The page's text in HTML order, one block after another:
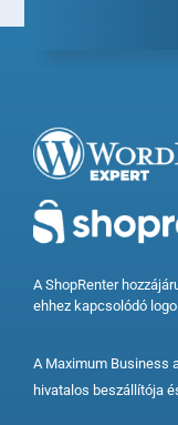
A ShopRenter
ehhez kapcsolódó
A Maximum Business
hivatalos beszállítója